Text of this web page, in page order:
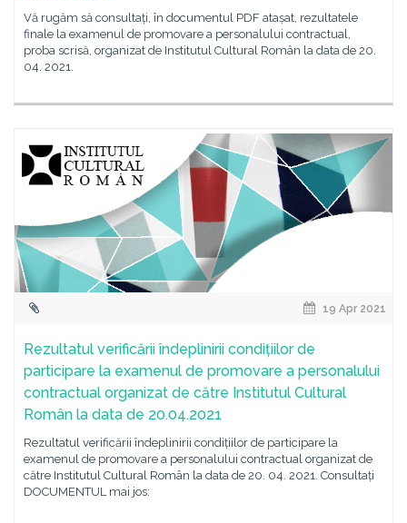
Vă rugăm să consultați, în documentul PDF atașat, rezultatele
finale la examenul de promovare a personalului contractual,
proba scrisă, organizat de Institutul Cultural Român la data de 20.
04. 2021.
19 Apr 2021
Rezultatul verificării îndeplinirii condițiilor de
participare la examenul de promovare a personalului
contractual organizat de către Institutul Cultural
Român la data de 20.04.2021
Rezultatul verificării îndeplinirii condițiilor de participare la
examenul de promovare a personalului contractual organizat de
către Institutul Cultural Român la data de 20. 04. 2021. Consultați
DOCUMENTUL mai jos: